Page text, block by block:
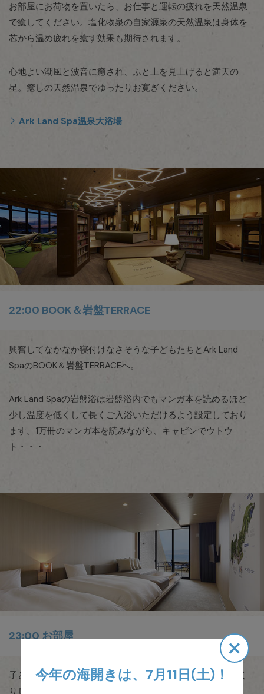
お部屋にお荷物を置いたら、お仕事と運転の疲れを天然温泉
で癒してください。塩化物泉の自家源泉の天然温泉は身体を
芯から温め疲れを癒す効果も期待されます。
心地よい潮風と波音に癒され、ふと上を見上げると満天の
星。癒しの天然温泉でゆったりお寛ぎください。
Ark Land Spa温泉大浴場
22:00 BOOK＆岩盤TERRACE
興奮してなかなか寝付けなさそうな子どもたちとArk Land
SpaのBOOK＆岩盤TERRACEへ。
Ark Land Spaの岩盤浴は岩盤浴内でもマンガ本を読めるほど
少し温度を低くして長くご入浴いただけるよう設定しており
ます。1万冊のマンガ本を読みながら、キャビンでウトウ
ト・・・
23:00 お部屋
子どもたちもウトウトしてきたので、お部屋に戻ってゆっく
りしよう。
今年の海開きは、7月11日(土)！
×